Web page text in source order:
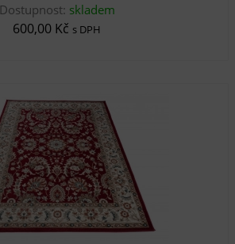
Dostupnost: skladem
600,00 Kč s DPH